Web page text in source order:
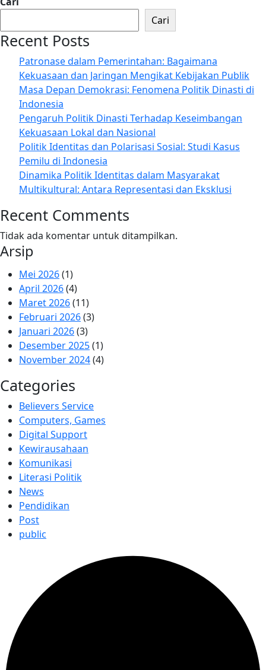
Cari
Recent Posts
Patronase dalam Pemerintahan: Bagaimana
Kekuasaan dan Jaringan Mengikat Kebijakan Publik
Masa Depan Demokrasi: Fenomena Politik Dinasti di
Indonesia
Pengaruh Politik Dinasti Terhadap Keseimbangan
Kekuasaan Lokal dan Nasional
Politik Identitas dan Polarisasi Sosial: Studi Kasus
Pemilu di Indonesia
Dinamika Politik Identitas dalam Masyarakat
Multikultural: Antara Representasi dan Eksklusi
Recent Comments
Tidak ada komentar untuk ditampilkan.
Arsip
Mei 2026(1)
April 2026(4)
Maret 2026(11)
Februari 2026(3)
Januari 2026(3)
Desember 2025(1)
November 2024(4)
Categories
Believers Service
Computers, Games
Digital Support
Kewirausahaan
Komunikasi
Literasi Politik
News
Pendidikan
Post
public